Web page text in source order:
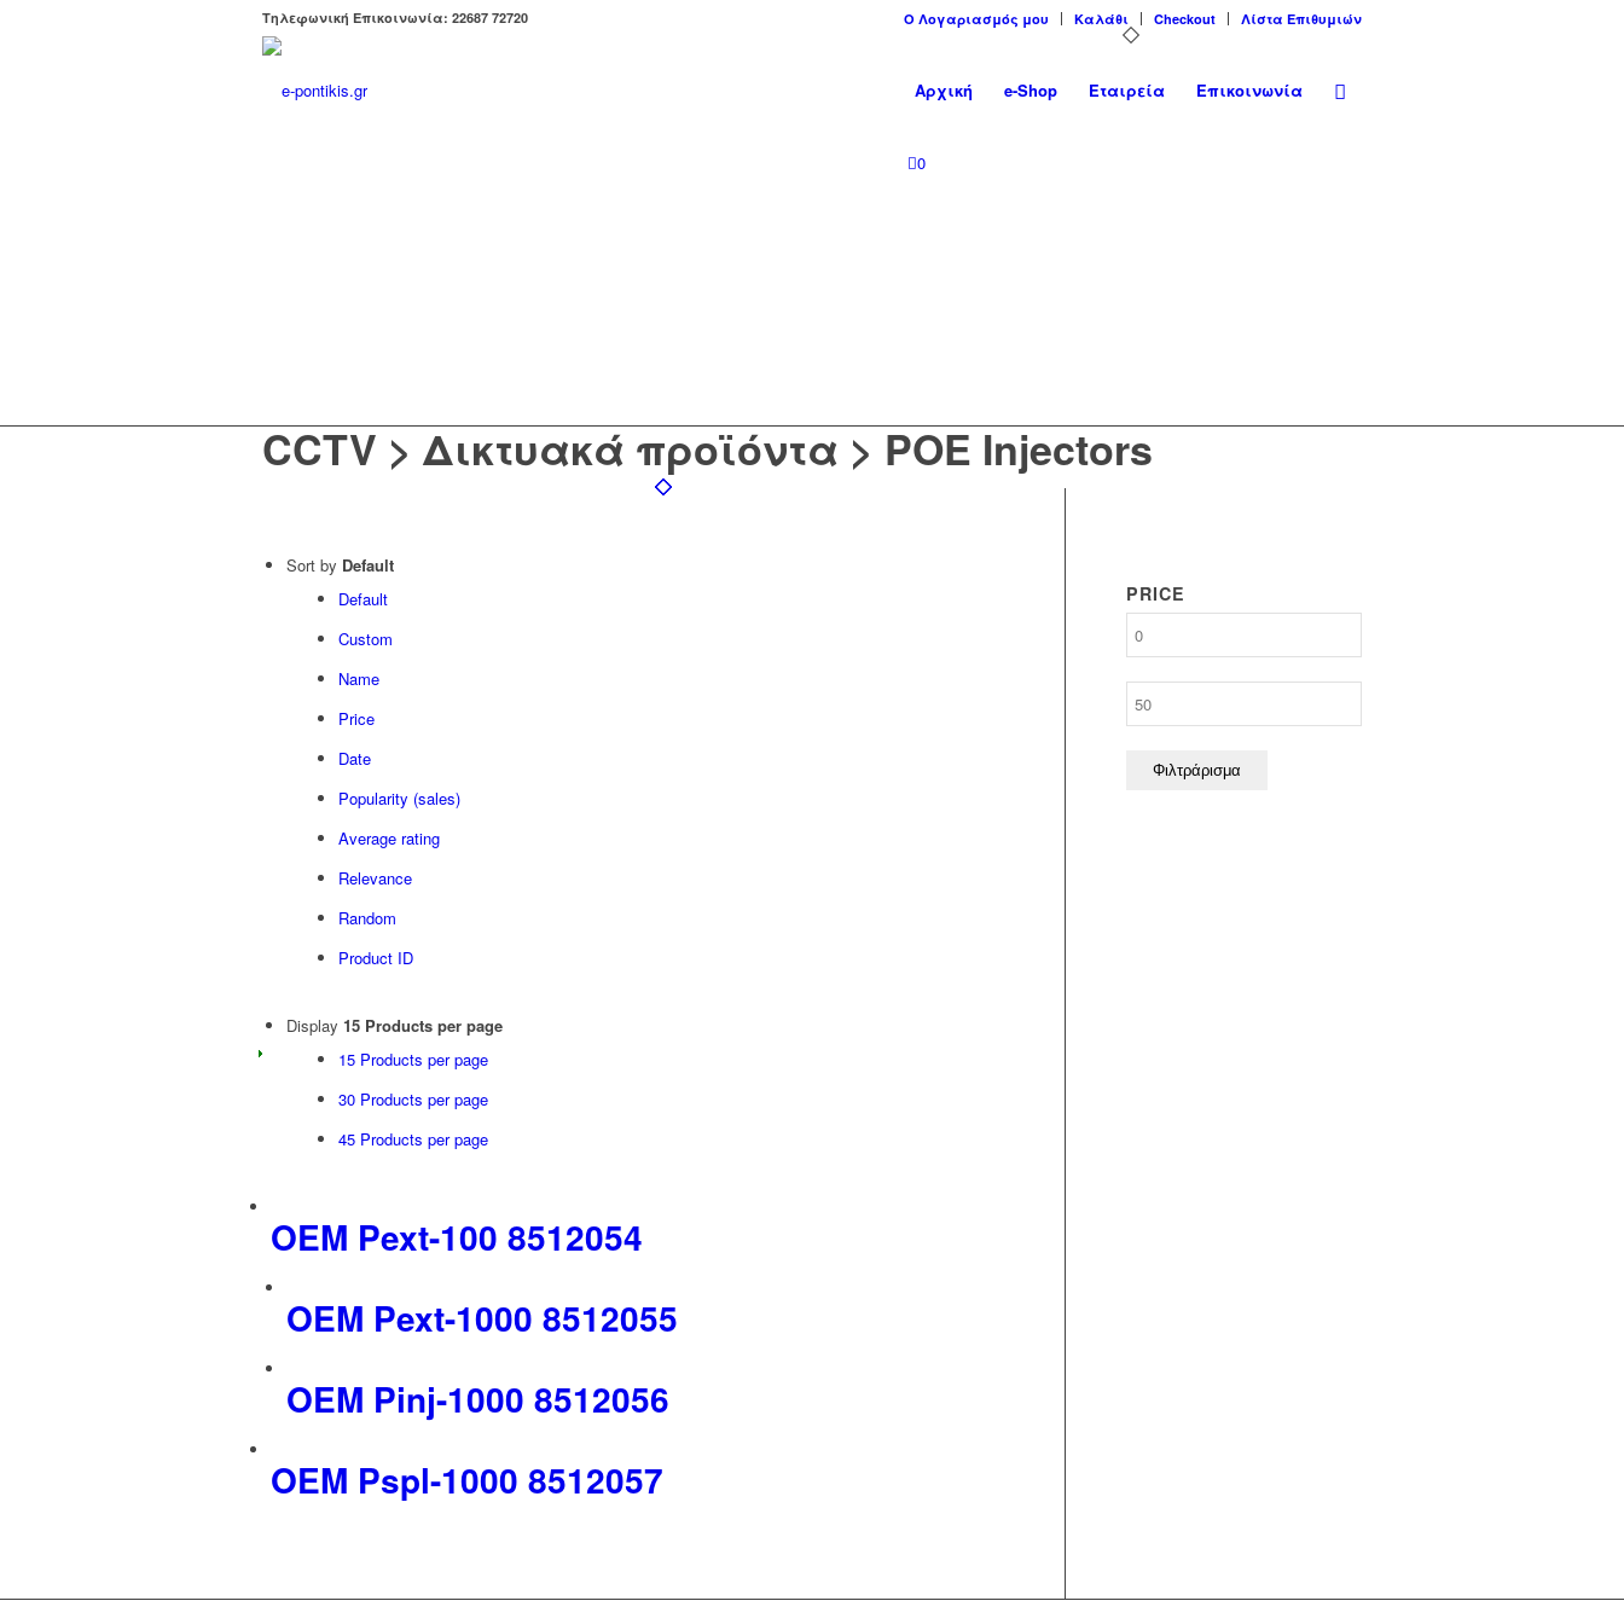
Ο Λογαριασμός μου Καλάθι Checkout Λίστα Επιθυμιών
Tηλεφωνική Επικοινωνία: 22687 72720
Αρχική e-Shop Εταιρεία Επικοινωνία
0
CCTV > Δικτυακά προϊόντα > POE Injectors
Sort by Default
Default
Custom
Name
Price
Date
Popularity (sales)
Average rating
Relevance
Random
Product ID
Display 15 Products per page
15 Products per page
30 Products per page
45 Products per page
OEM Pext-100 8512054
OEM Pext-1000 8512055
OEM Pinj-1000 8512056
OEM Pspl-1000 8512057
PRICE
Φιλτράρισμα